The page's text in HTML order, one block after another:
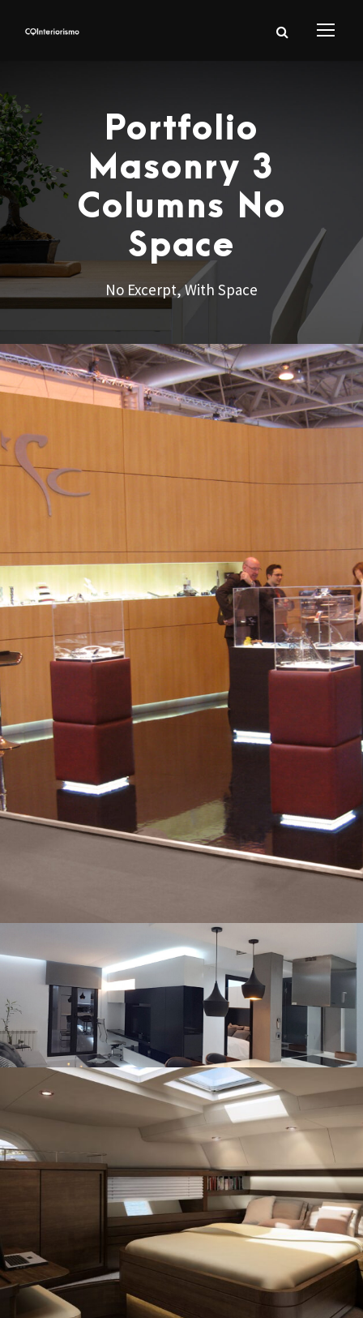
Portfolio
Masonry 3
Columns No
Space
No Excerpt, With Space
Diseño de stand SC Herrajes
Apartamento de diseño exclusivo
diseño interiores
Diseño de camarote de yate
3D / interior